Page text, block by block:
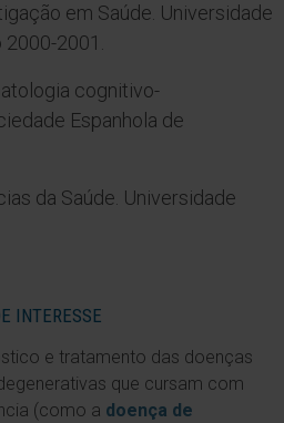
em Saúde. Universidade
2001.
cognitivo-
Espanhola de
da Saúde. Universidade
INTERESSE
e tratamento das doenças
que cursam com
(como a doença de